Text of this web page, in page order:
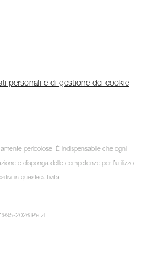
personali e di gestione dei cookie
pericolose. È indispensabile che ogni
e disponga delle competenze per l’utilizzo
in queste attività.
2026 Petzl